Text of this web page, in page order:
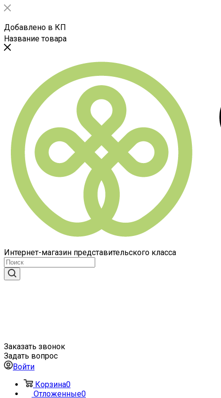
Добавлено в КП
Название товара
Интернет-магазин представительского класса
Заказать звонок
Задать вопрос
Войти
Корзина0
Отложенные0